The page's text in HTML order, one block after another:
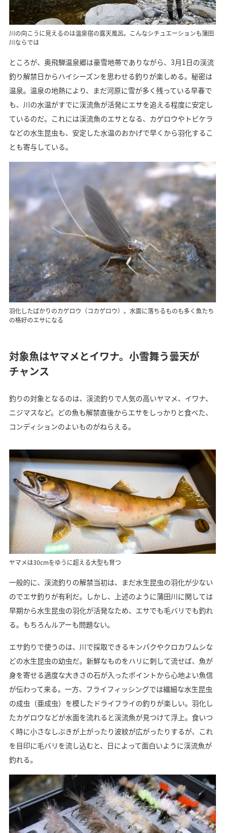
川の向こうに見えるのは温泉宿の露天風呂。こんなシチュエーションも蒲田
川ならでは
ところが、奥飛騨温泉郷は豪雪地帯でありながら、3月1日の渓流
釣り解禁日からハイシーズンを思わせる釣りが楽しめる。秘密は
温泉。温泉の地熱により、まだ河原に雪が多く残っている早春で
も、川の水温がすでに渓流魚が活発にエサを追える程度に安定し
ているのだ。これには渓流魚のエサとなる、カゲロウやトビケラ
などの水生昆虫も、安定した水温のおかげで早くから羽化するこ
とも寄与している。
羽化したばかりのカゲロウ（コカゲロウ）。水面に落ちるものも多く魚たち
の格好のエサになる
対象魚はヤマメとイワナ。小雪舞う曇天が
チャンス
釣りの対象となるのは、渓流釣りで人気の高いヤマメ、イワナ、
ニジマスなど。どの魚も解禁直後からエサをしっかりと食べた、
コンディションのよいものがねらえる。
ヤマメは30cmをゆうに超える大型も育つ
一般的に、渓流釣りの解禁当初は、まだ水生昆虫の羽化が少ない
のでエサ釣りが有利だ。しかし、上述のように蒲田川に関しては
早期から水生昆虫の羽化が活発なため、エサでも毛バリでも釣れ
る。もちろんルアーも問題ない。
エサ釣りで使うのは、川で採取できるキンパクやクロカワムシな
どの水生昆虫の幼虫だ。新鮮なものをハリに刺して流せば、魚が
身を寄せる適度な大きさの石が入ったポイントから心地よい魚信
が伝わって来る。一方、フライフィッシングでは繊細な水生昆虫
の成虫（亜成虫）を模したドライフライの釣りが楽しい。羽化し
たカゲロウなどが水面を流れると渓流魚が見つけて浮上。食いつ
く時に小さなしぶきが上がったり波紋が広がったりするが、これ
を目印に毛バリを流し込むと、日によって面白いように渓流魚が
釣れる。